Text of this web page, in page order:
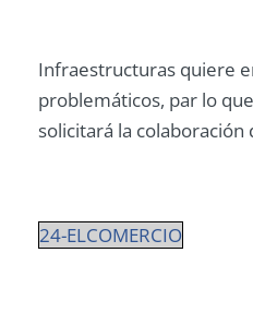
Infraestructuras quiere
problemáticos, par lo
solicitará la
24-ELCOMERCIO